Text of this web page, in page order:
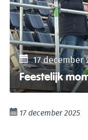
17 december
Feestelijk
17 december 2025